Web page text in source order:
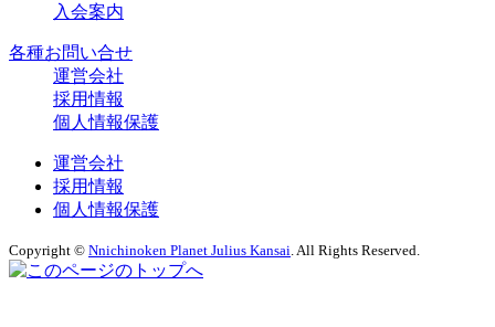
入会案内
各種お問い合せ
運営会社
採用情報
個人情報保護
運営会社
採用情報
個人情報保護
Copyright © Nnichinoken Planet Julius Kansai . All Rights Reserved.